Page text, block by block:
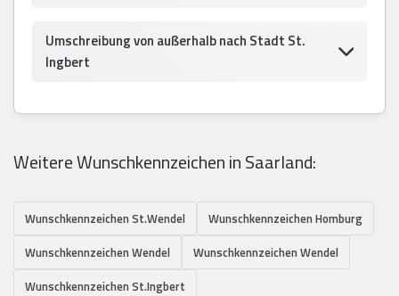
Umschreibung von außerhalb nach Stadt St.
Ingbert
Weitere Wunschkennzeichen in Saarland:
Wunschkennzeichen St.Wendel
Wunschkennzeichen Homburg
Wunschkennzeichen Wendel
Wunschkennzeichen Wendel
Wunschkennzeichen St.Ingbert